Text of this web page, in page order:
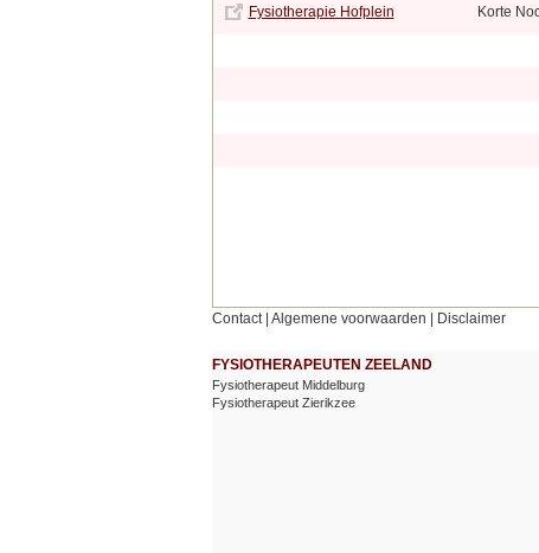
Fysiotherapie Hofplein Korte
Contact| Algemene voorwaarden Disclaimer
FYSIOTHERAPEUTEN ZEELAND
Fysiotherapeut Middelburg
Fysiotherapeut Zierikzee